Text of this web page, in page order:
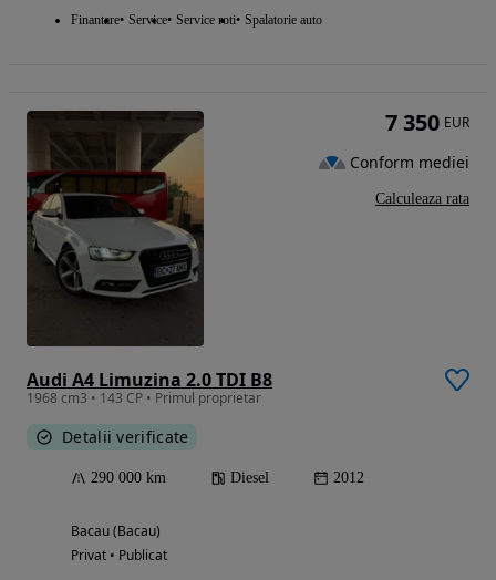
Finantare Service Service roti Spalatorie auto
Audi A4 Limuzina 2.0 TDI B8
1968 cm3 • 143 CP • Primul proprietar
Detalii verificate
290 000 km Diesel 2012
Bacau (Bacau)
Privat • Publicat
7 350 EUR
Conform mediei
Calculeaza rata